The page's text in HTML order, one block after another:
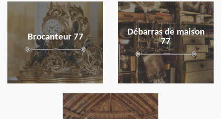
Brocanteur 77
en savoir plus
Débarras de maison
77
en savoir plus
en savoir plus